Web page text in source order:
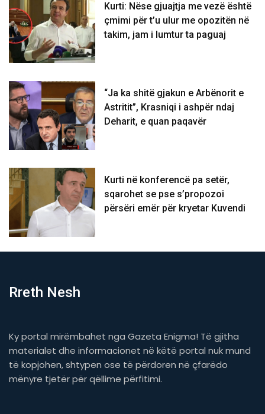
Kurti: Nëse gjuajtja me vezë është
çmimi për t’u ulur me opozitën në
takim, jam i lumtur ta paguaj
“Ja ka shitë gjakun e Arbënorit e
Astritit”, Krasniqi i ashpër ndaj
Deharit, e quan paqavër
Kurti në konferencë pa setër,
sqarohet se pse s’propozoi
përsëri emër për kryetar Kuvendi
Rreth Nesh
Ky portal mirëmbahet nga Gazeta Enigma! Të gjitha
materialet dhe informacionet në këtë portal nuk mund
të kopjohen, shtypen ose të përdoren në çfarëdo
mënyre tjetër për qëllime përfitimi.